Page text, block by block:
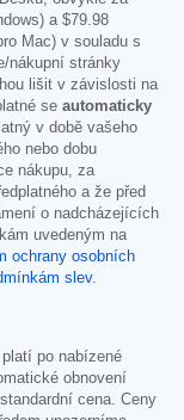
a $79.98
Mac) v souladu s
nákupní stránky
lišit v závislosti na
se automaticky
v době vašeho
nebo dobu
nákupu, za
a že před
o nadcházejících
uvedeným na
ochrany osobních
slev.
po nabízené
obnovení
cena. Ceny